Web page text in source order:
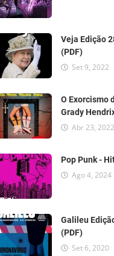
Veja Edição
(PDF)
Set 9, 2022
O Exorcismo
Grady
Abr 23, 2022
Pop Punk -
Ago 4, 2024
Galileu
(PDF)
Set 6, 2020